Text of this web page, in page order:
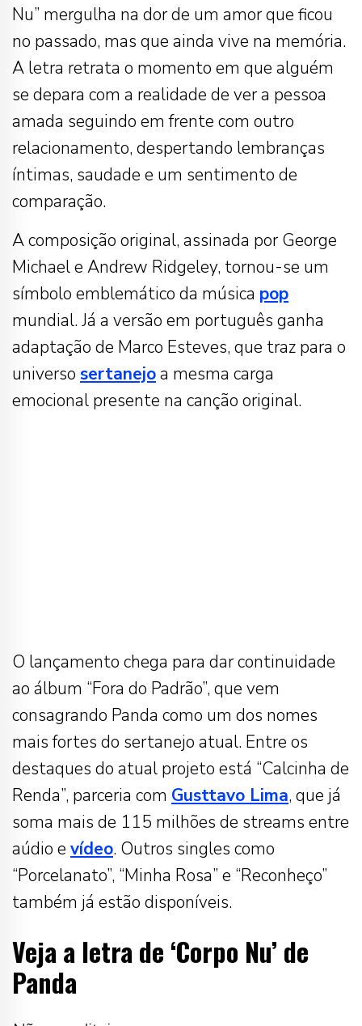
Nu” mergulha na dor de um amor que ficou
no passado, mas que ainda vive na memória.
A letra retrata o momento em que alguém
se depara com a realidade de ver a pessoa
amada seguindo em frente com outro
relacionamento, despertando lembranças
íntimas, saudade e um sentimento de
comparação.
A composição original, assinada por George
Michael e Andrew Ridgeley, tornou-se um
símbolo emblemático da música pop
mundial. Já a versão em português ganha
adaptação de Marco Esteves, que traz para o
universo sertanejoa mesma carga
emocional presente na canção original.
O lançamento chega para dar continuidade
ao álbum “Fora do Padrão”, que vem
consagrando Panda como um dos nomes
mais fortes do sertanejo atual. Entre os
destaques do atual projeto está “Calcinha de
Renda”, parceria com Gusttavo Lima, que já
soma mais de 115 milhões de streams entre
aúdio e vídeo. Outros singles como
“Porcelanato”, “Minha Rosa” e “Reconheço”
também já estão disponíveis.
Veja a letra de ‘Corpo Nu’ de
Panda